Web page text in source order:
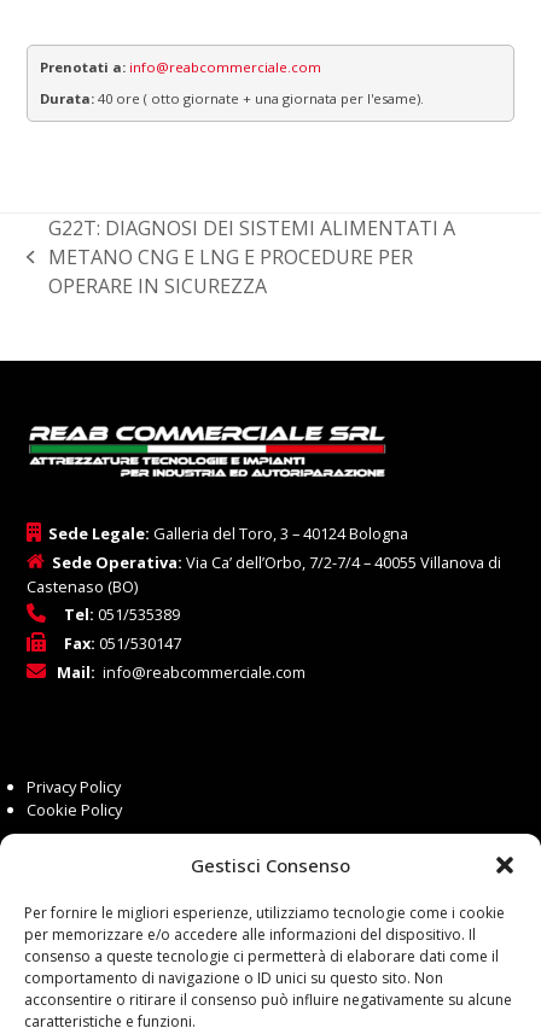
Gestisci Consenso
Per fornire le migliori esperienze, utilizziamo tecnologie come i cookie
per memorizzare e/o accedere alle informazioni del dispositivo. Il
consenso a queste tecnologie ci permetterà di elaborare dati come il
comportamento di navigazione o ID unici su questo sito. Non
acconsentire o ritirare il consenso può influire negativamente su alcune
caratteristiche e funzioni.
Prenotati a: info@reabcommerciale.com
Durata:40 ore ( otto giornate + una giornata per l'esame).
post
precedente:
G22T: DIAGNOSI DEI SISTEMI ALIMENTATI A
METANO CNG E LNG E PROCEDURE PER
OPERARE IN SICUREZZA
Sede Legale: Galleria del Toro, 3 – 40124 Bologna
Sede Operativa: Via Ca’ dell’Orbo, 7/2-7/4 – 40055 Villanova di
Castenaso (BO)
Tel: 051/535389
Fax: 051/530147
Mail: info@reabcommerciale.com
Privacy Policy
Cookie Policy